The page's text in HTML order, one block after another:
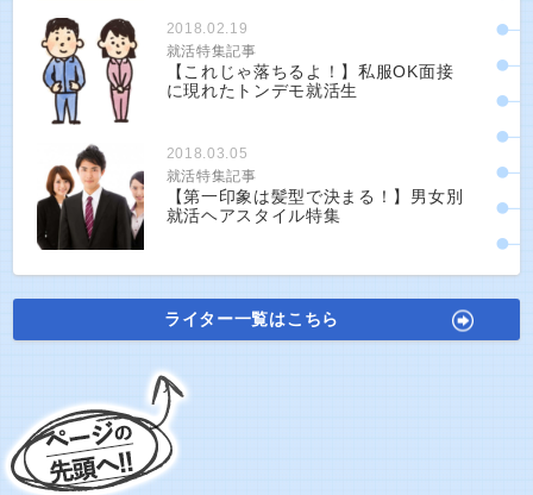
2018.02.19
就活特集記事
【これじゃ落ちるよ！】私服OK面接
に現れたトンデモ就活生
2018.03.05
就活特集記事
【第一印象は髪型で決まる！】男女別
就活ヘアスタイル特集
ライター一覧はこちら